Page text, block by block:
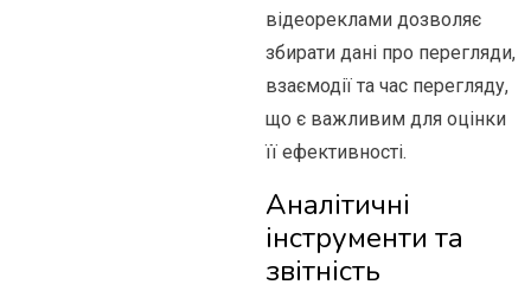
відеореклами дозволяє
збирати дані про перегляди,
взаємодії та час перегляду,
що є важливим для оцінки
її ефективності.
Аналітичні
інструменти та
звітність